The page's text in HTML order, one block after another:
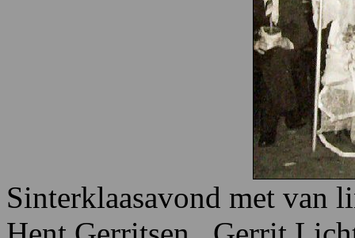
Sinterklaasavond met van